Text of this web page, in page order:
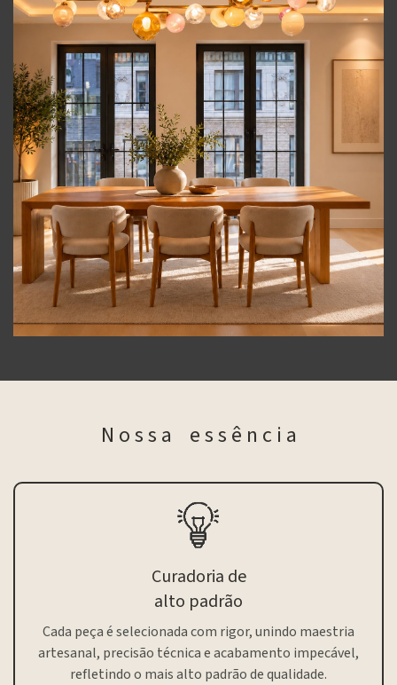
N o s s a e s s ê n c i a
Curadoria de
alto padrão
Cada peça é selecionada com rigor, unindo maestria
artesanal, precisão técnica e acabamento impecável,
refletindo o mais alto padrão de qualidade.